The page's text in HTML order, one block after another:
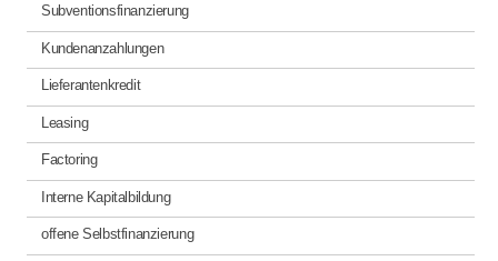
Subventionsfinanzierung
Kundenanzahlungen
Lieferantenkredit
Leasing
Factoring
Interne Kapitalbildung
offene Selbstfinanzierung